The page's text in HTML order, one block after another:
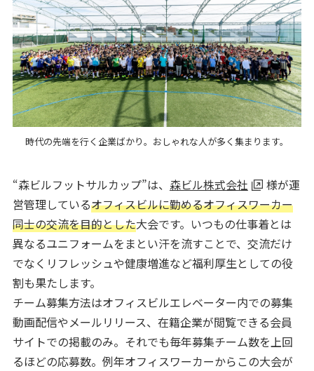
時代の先端を行く企業ばかり。おしゃれな人が多く集まります。
“森ビルフットサルカップ”は、 森ビル株式会社
様が運
営管理しているオフィスビルに勤めるオフィスワーカー
同士の交流を目的とした大会です。いつもの仕事着とは
異なるユニフォームをまとい汗を流すことで、交流だけ
でなくリフレッシュや健康増進など福利厚生としての役
割も果たします。
チーム募集方法はオフィスビルエレベーター内での募集
動画配信やメールリリース、在籍企業が閲覧できる会員
サイトでの掲載のみ。それでも毎年募集チーム数を上回
るほどの応募数。例年オフィスワーカーからこの大会が